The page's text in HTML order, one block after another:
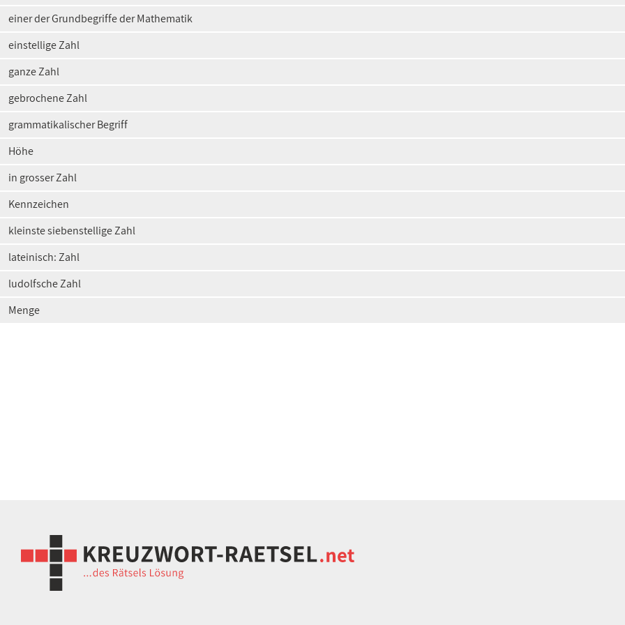
einer der Grundbegriffe der Mathematik
einstellige Zahl
ganze Zahl
gebrochene Zahl
grammatikalischer Begriff
Höhe
in grosser Zahl
Kennzeichen
kleinste siebenstellige Zahl
lateinisch: Zahl
ludolfsche Zahl
Menge